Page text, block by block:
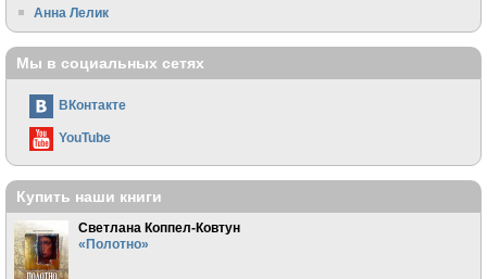
Анна Лелик
Мы в социальных сетях
ВКонтакте
YouTube
Купить наши книги
Светлана Коппел-Ковтун
«Полотно»